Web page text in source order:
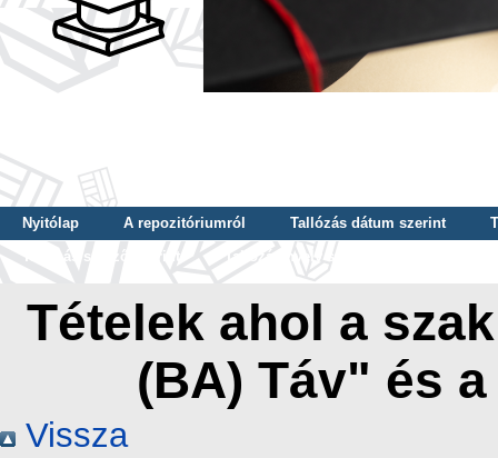
Nyitólap A repozitóriumról Tallózás dátum szerint
Tallózás szerző szerint
Tallózás nyelv szerint
Tételek ahol a
(BA) Táv" és
Vissza